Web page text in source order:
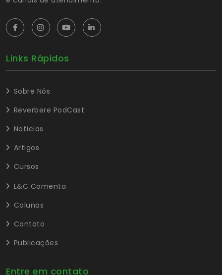
Links Rápidos
Sobre Nós
Reverbere PodCast
Notícias
Artigos
Cursos
L&C Comenta
Colunas
Contato
Publicações
Entre em contato